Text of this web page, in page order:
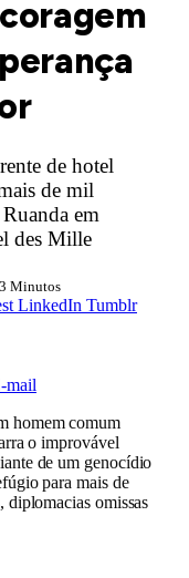
de hotel
de mil
em
des Mille
3 Minutos
LinkedIn Tumblr
mail
homem comum
o improvável
de um genocídio
para mais de
diplomacias omissas